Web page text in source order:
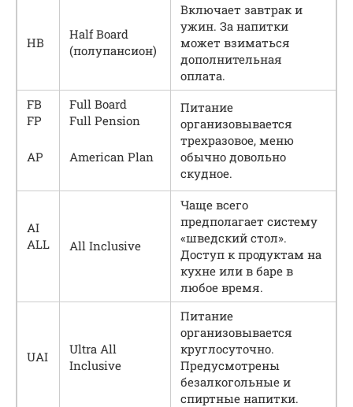
HB
Half Board
(полупансион)
Включает завтрак и
ужин. За напитки
может взиматься
дополнительная
оплата.
FB
FP
AP
Full Board
Full Pension
American Plan
Питание
организовывается
трехразовое, меню
обычно довольно
скудное.
AI
ALL
All Inclusive
Чаще всего
предполагает систему
«шведский стол».
Доступ к продуктам на
кухне или в баре в
любое время.
UAI
Ultra All
Inclusive
Питание
организовывается
круглосуточно.
Предусмотрены
безалкогольные и
спиртные напитки.